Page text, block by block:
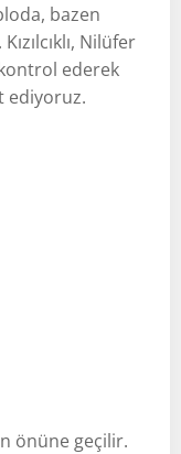
bazen
Nilüfer
ederek
ediyoruz.
önüne geçilir.